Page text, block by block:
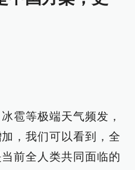
雹等极端天气频发，
，我们可以看到，全
前全人类共同面临的